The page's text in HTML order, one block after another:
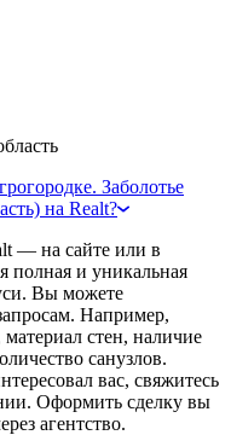
Заболотье
на Realt?
— на сайте или в
полная и уникальная
Вы можете
Например,
стен, наличие
санузлов.
вас, свяжитесь
Оформить сделку вы
агентство.